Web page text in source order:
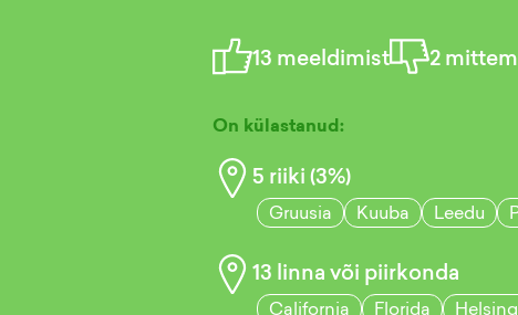
13 meeldimist 2
On külastanud:
5 riiki (3%)
Gruusia Kuuba Leedu
13 linna või piirkonda
California Florida